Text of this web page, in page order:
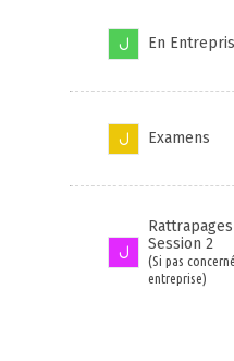
En
Examens
Session 2
(Si pas
entreprise)